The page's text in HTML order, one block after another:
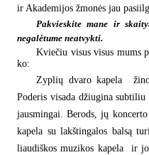
ir Akademijos žmonės jau
Pakvieskite mane ir
negalėtume neatvykti.
Kviečiu visus visus mums
ko:
Zyplių dvaro kapela 
Poderis visada džiugina subtiliu
jausmingai. Berods, jų
kapela su lakštingalos balsą
liaudiškos muzikos kapela  ir